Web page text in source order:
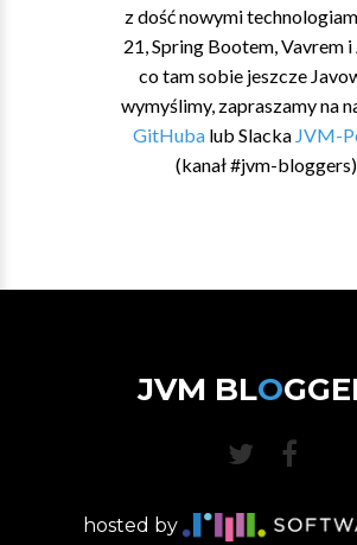
z dość nowymi
21, Spring Bootem, Vavrem
co tam sobie jeszcze
wymyślimy, zapraszamy na
GitHubalub Slacka JVM-
(kanał #jvm-bloggers)
JVM BLO
hosted by